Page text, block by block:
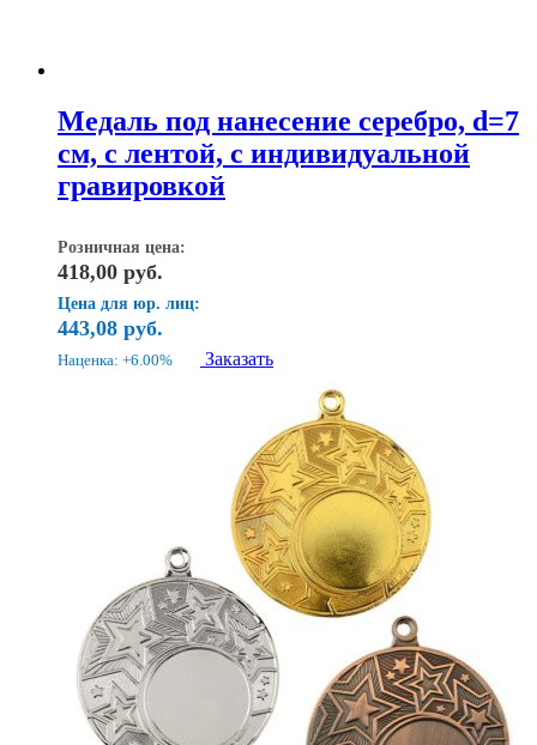
Медаль под нанесение серебро, d=7
см, с лентой, с индивидуальной
гравировкой
Розничная цена:
418,00 руб.
Цена для юр. лиц:
443,08 руб.
Наценка: +6.00% Заказать